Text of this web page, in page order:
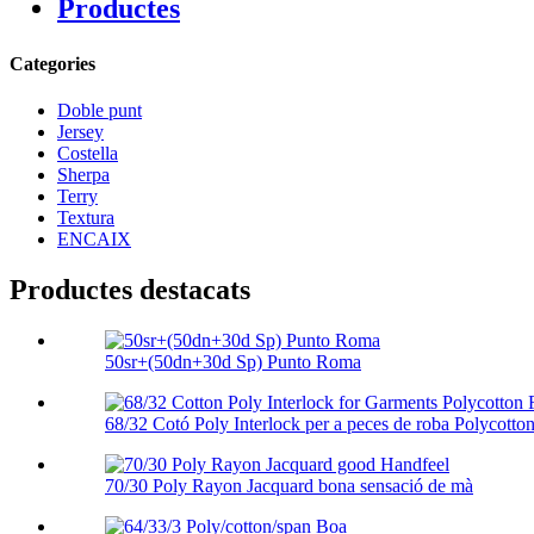
Productes
Categories
Doble punt
Jersey
Costella
Sherpa
Terry
Textura
ENCAIX
Productes destacats
50sr+(50dn+30d Sp) Punto Roma
68/32 Cotó Poly Interlock per a peces de roba
70/30 Poly Rayon Jacquard bona sensació de mà